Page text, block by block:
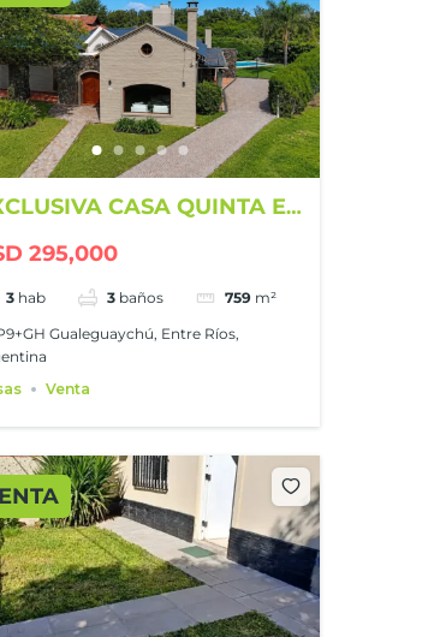
CASA QUINTA EN
295,000
3 hab 3 baños 759 m²
Gualeguaychú, Entre Ríos,
Venta